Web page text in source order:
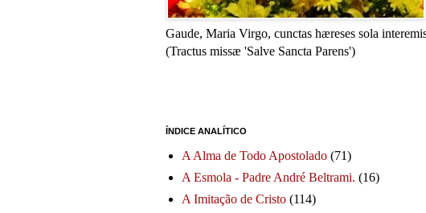
Gaude, Maria Virgo, cunctas hæreses sola
(Tractus missæ 'Salve Sancta Parens')
ÍNDICE ANALÍTICO
A Alma de Todo Apostolado (71)
A Esmola - Padre André Beltrami. (16)
A Imitação de Cristo (114)